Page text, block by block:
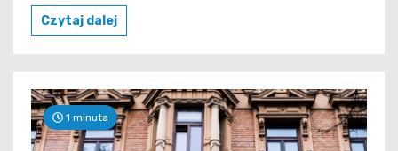
Czytaj dalej
1 minuta